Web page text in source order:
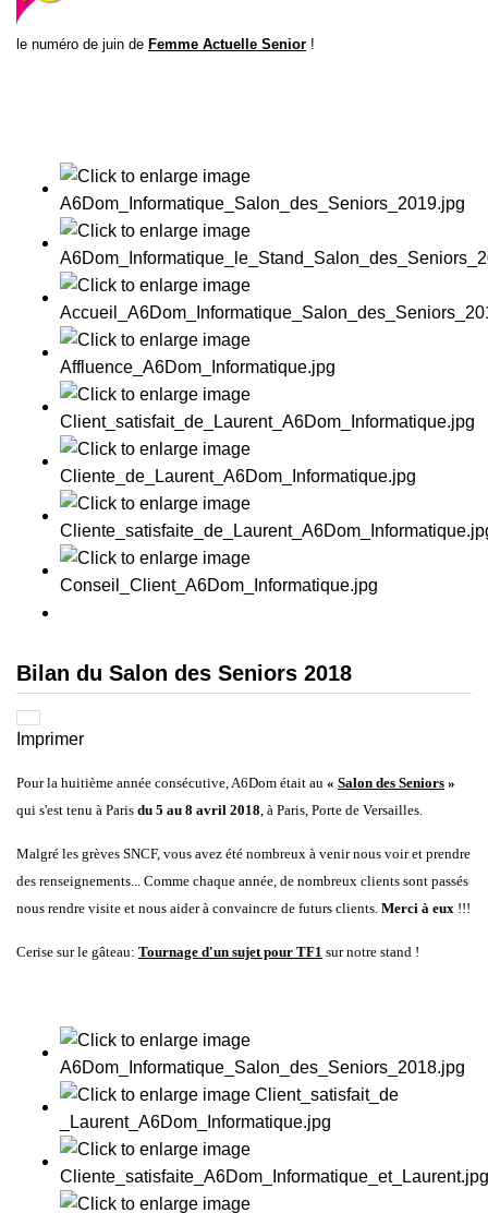
le numéro de juin de Femme Actuelle Senior !
Bilan du Salon des Seniors 2018
Imprimer
Pour la huitième année consécutive, A6Dom était au « Salon des Seniors »
qui s'est tenu à Paris du 5 au 8 avril 2018, à Paris, Porte de Versailles.
Malgré les grèves SNCF, vous avez été nombreux à venir nous voir et prendre
des renseignements... Comme chaque année, de nombreux clients sont passés
nous rendre visite et nous aider à convaincre de futurs clients. Merci à eux !!!
Cerise sur le gâteau: Tournage d'un sujet pour TF1 sur notre stand !